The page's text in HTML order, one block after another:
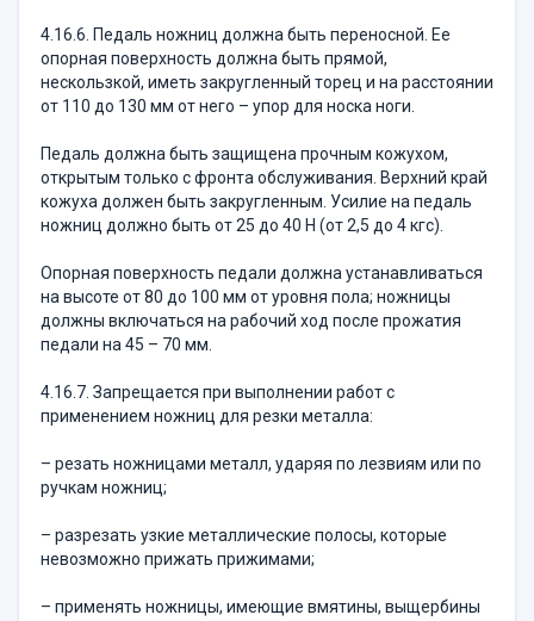
4.16.6. Педаль ножниц должна быть переносной. Ее
опорная поверхность должна быть прямой,
нескользкой, иметь закругленный торец и на расстоянии
от 110 до 130 мм от него – упор для носка ноги.
Педаль должна быть защищена прочным кожухом,
открытым только с фронта обслуживания. Верхний край
кожуха должен быть закругленным. Усилие на педаль
ножниц должно быть от 25 до 40 Н (от 2,5 до 4 кгс).
Опорная поверхность педали должна устанавливаться
на высоте от 80 до 100 мм от уровня пола; ножницы
должны включаться на рабочий ход после прожатия
педали на 45 – 70 мм.
4.16.7. Запрещается при выполнении работ с
применением ножниц для резки металла:
– резать ножницами металл, ударяя по лезвиям или по
ручкам ножниц;
– разрезать узкие металлические полосы, которые
невозможно прижать прижимами;
– применять ножницы, имеющие вмятины, выщербины